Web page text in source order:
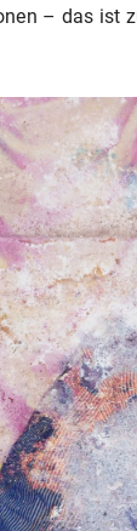
– das ist